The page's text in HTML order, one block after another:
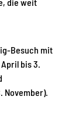
die weit
Besuch mit
bis 3.
November).